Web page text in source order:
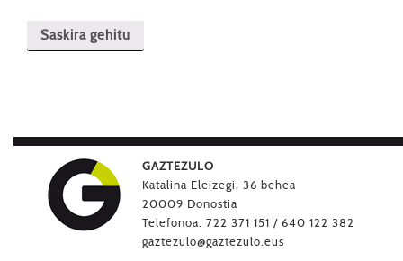
Saskira gehitu
GAZTEZULO
Katalina Eleizegi, 36 behea
20009 Donostia
Telefonoa: 722 371 151 / 640 122 382
gaztezulo@gaztezulo.eus